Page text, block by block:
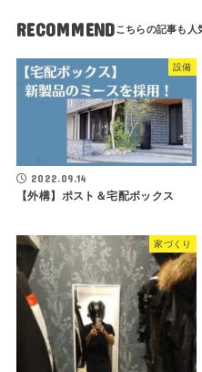
RECOMMEND
設備
2022.09.14
【外構】ポスト＆宅配ボックス
家づくり